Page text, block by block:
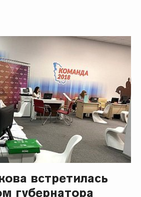
встретилась
губернатора